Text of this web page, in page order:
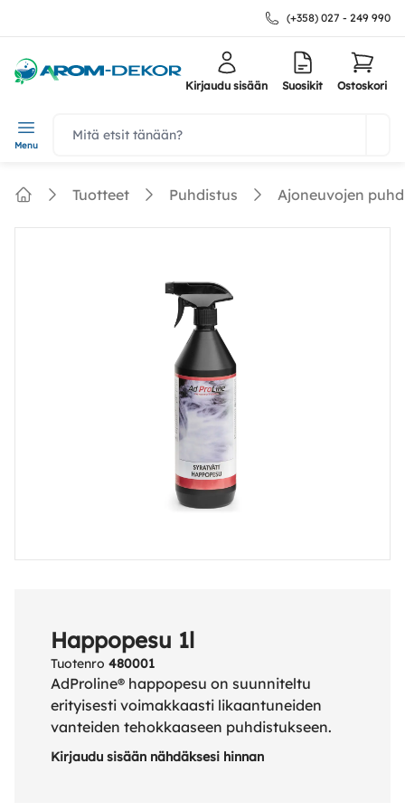
(+358) 027 - 249 990
Menu
Kirjaudu sisään Suosikit Ostoskori
Tuotteet Puhdistus Ajoneuvojen
Happopesu 1l
Tuotenro 480001
AdProline® happopesu on suunniteltu
erityisesti voimakkaasti likaantuneiden
vanteiden tehokkaaseen puhdistukseen.
Kirjaudu sisään nähdäksesi hinnan